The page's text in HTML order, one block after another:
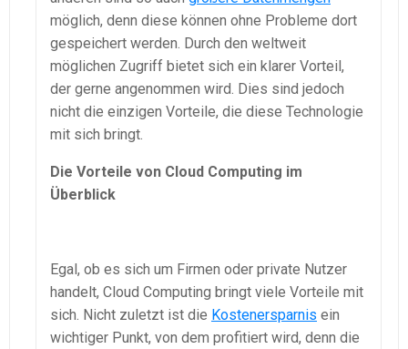
möglich, denn diese können ohne Probleme dort
gespeichert werden. Durch den weltweit
möglichen Zugriff bietet sich ein klarer Vorteil,
der gerne angenommen wird. Dies sind jedoch
nicht die einzigen Vorteile, die diese Technologie
mit sich bringt.
Die Vorteile von Cloud Computing im
Überblick
Egal, ob es sich um Firmen oder private Nutzer
handelt, Cloud Computing bringt viele Vorteile mit
sich. Nicht zuletzt ist die Kostenersparnis ein
wichtiger Punkt, von dem profitiert wird, denn die